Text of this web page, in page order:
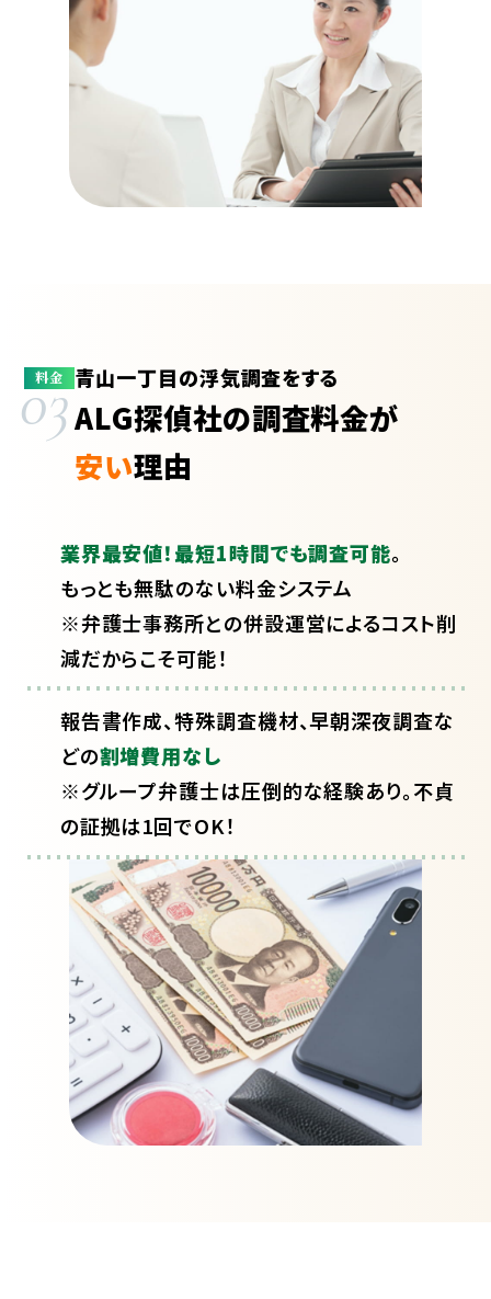
料金
03青山一丁目の浮気調査をする
ALG探偵社の調査料金が
安い理由
業界最安値！最短1時間でも調査可能。
もっとも無駄のない料金システム
※弁護士事務所との併設運営によるコスト削
減だからこそ可能！
報告書作成、特殊調査機材、早朝深夜調査な
どの割増費用なし
※グループ弁護士は圧倒的な経験あり。不貞
の証拠は1回でOK！